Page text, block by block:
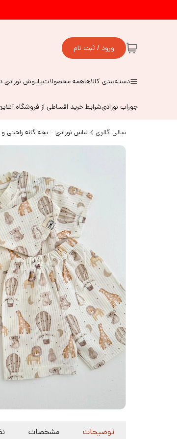
ورود / ثبت نام
دسته‌بندی کالاهاهمه محصولاتپاپوش نوزادی
جوراب نوزادیشرایط خرید اقساطی از فروشگاه
سالی گالری لباس نوزادی - بچه گانه راحتی
توضیحات مشخصات